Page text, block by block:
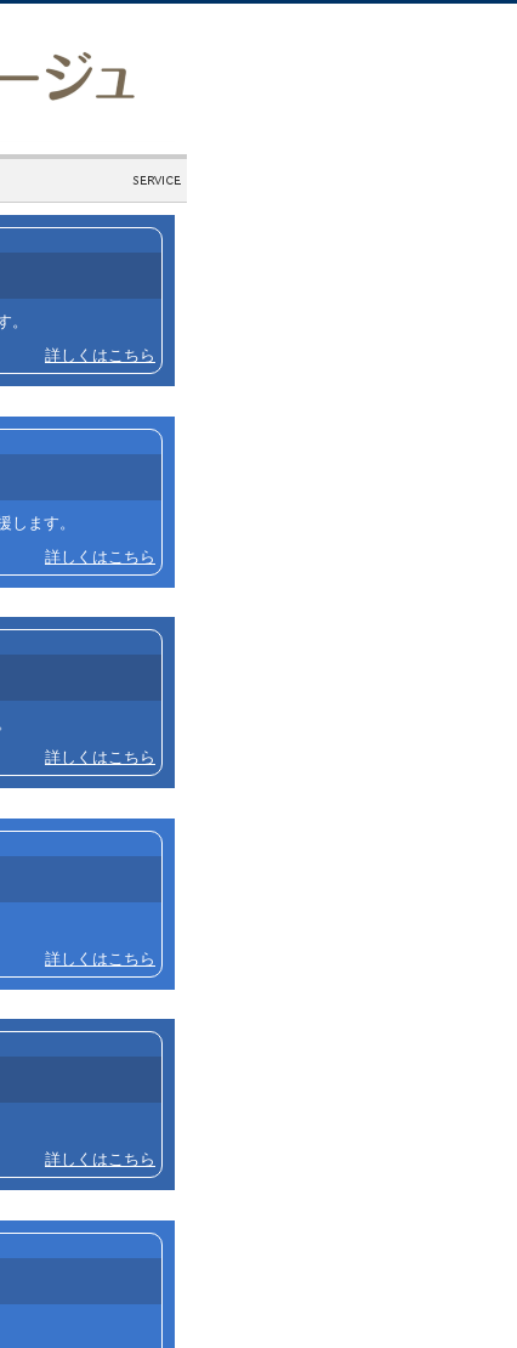
。
詳しくはこちら
します。
詳しくはこちら
詳しくはこちら
詳しくはこちら
詳しくはこちら